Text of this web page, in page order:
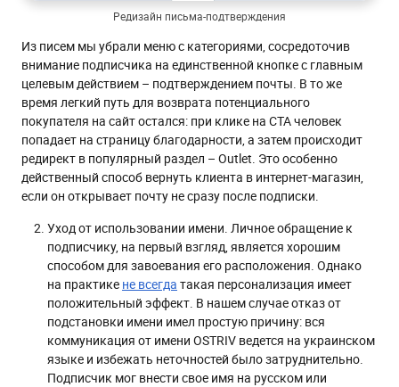
Редизайн письма-подтверждения
Из писем мы убрали меню с категориями, сосредоточив
внимание подписчика на единственной кнопке с главным
целевым действием – подтверждением почты. В то же
время легкий путь для возврата потенциального
покупателя на сайт остался: при клике на CTA человек
попадает на страницу благодарности, а затем происходит
редирект в популярный раздел – Outlet. Это особенно
действенный способ вернуть клиента в интернет-магазин,
если он открывает почту не сразу после подписки.
Уход от использовании имени. Личное обращение к
подписчику, на первый взгляд, является хорошим
способом для завоевания его расположения. Однако
на практике не всегда такая персонализация имеет
положительный эффект. В нашем случае отказ от
подстановки имени имел простую причину: вся
коммуникация от имени OSTRIV ведется на украинском
языке и избежать неточностей было затруднительно.
Подписчик мог внести свое имя на русском или